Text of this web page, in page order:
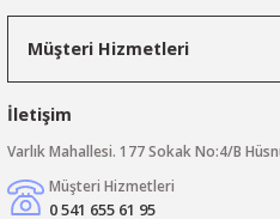
Müşteri Hizmetleri
İletişim
Varlık Mahallesi. 177 Sokak No:4/B
Müşteri Hizmetleri
0 541 655 61 95